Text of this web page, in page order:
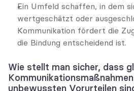
Ein Umfeld schaffen, in dem
wertgeschätzt oder
Kommunikation fördert die
die Bindung entscheidend ist.
Wie stellt man sicher, dass
unbewussten Vorurteilen